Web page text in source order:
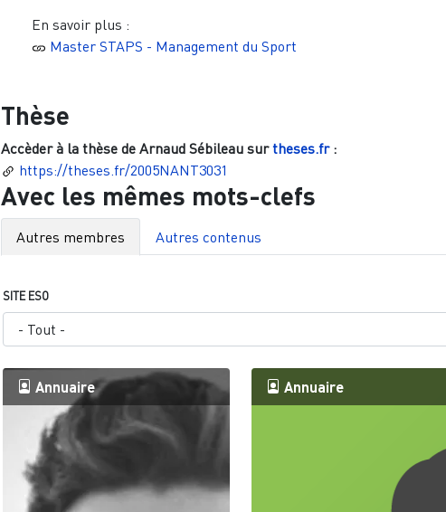
En savoir plus :
Master STAPS - Management du Sport
Thèse
Accèder à la thèse de Arnaud Sébileausurtheses.fr:
https://theses.fr/2005NANT3031
Avec les mêmes mots-clefs
Autres membres Autres contenus
SITE ESO
Annuaire Annuaire